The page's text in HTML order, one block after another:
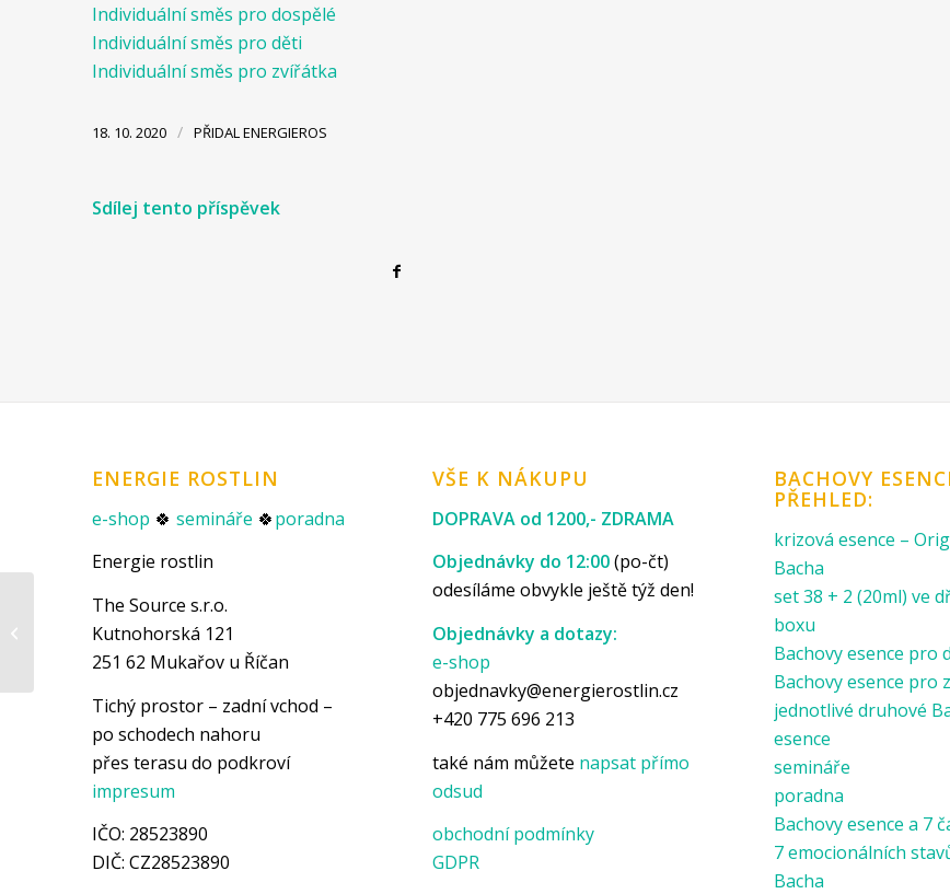
Individuální směs pro dospělé
Individuální směs pro děti
Individuální směs pro zvířátka
18. 10. 2020 / PŘIDALENERGIEROS
Sdílej tento příspěvek
ENERGIE ROSTLIN
e-shop 🍀 semináře 🍀poradna
Energie rostlin
The Source s.r.o.
Kutnohorská 121
251 62 Mukařov u Říčan
Tichý prostor – zadní vchod –
po schodech nahoru
přes terasu do podkroví
impresum
IČO: 28523890
DIČ: CZ28523890
VŠE K NÁKUPU
DOPRAVA od 1200,- ZDRAMA
Objednávky do 12:00(po-čt)
odesíláme obvykle ještě týž den!
Objednávky a dotazy:
e-shop
objednavky@energierostlin.cz
+420 775 696 213
také nám můžete napsat přímo
odsud
obchodní podmínky
GDPR
BACHOVY
PŘEHLED:
krizová esence –
Bacha
set 38 + 2 (20ml) ve
boxu
Bachovy esence pro
Bachovy esence pro
jednotlivé druhové
esence
semináře
poradna
Bachovy esence a 7
7 emocionálních
Bacha
Aby byly každému blíž:
Bachovky Energie
rostlin od Econea